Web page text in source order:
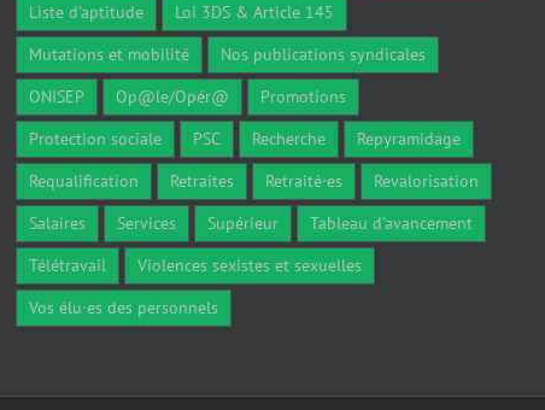
Liste d'aptitude
Loi 3DS & Article 145
Mutations et mobilité
Nos publications syndicales
ONISEP
Op@le/Opér@
Promotions
Protection sociale
PSC Recherche
Repyramidage
Requalification
Retraites Retraité·es
Revalorisation
Salaires
Services Supérieur
Tableau d'avancement
Télétravail
Violences sexistes et sexuelles
Vos élu·es des personnels